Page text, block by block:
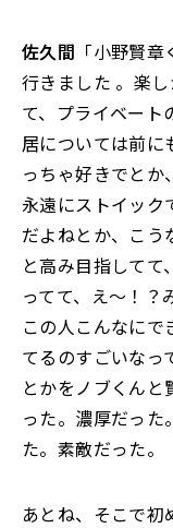
佐久間 「小野賢
行きました 。楽
て、プライベート
居については前に
っちゃ好きでとか
永遠にストイック
だよねとか、こう
と高み目指して
ってて、え～！？
この人こんなにで
てるのすごいなっ
とかをノブくん
った。濃厚だった
た。素敵だった。
あとね、そこで初